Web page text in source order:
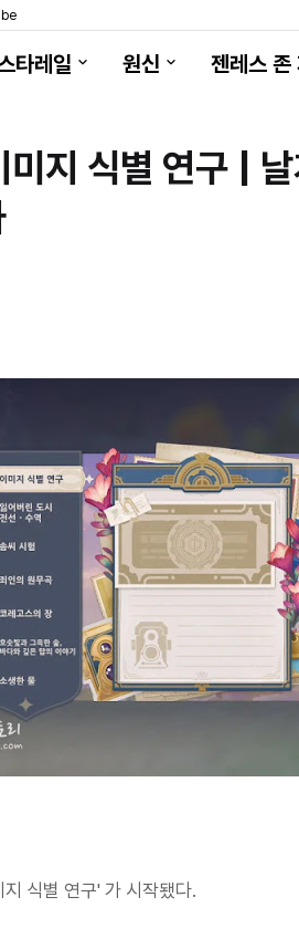
타레일 원신 젠레스 존
지 식별 연구 |
식별 연구' 가 시작됐다.